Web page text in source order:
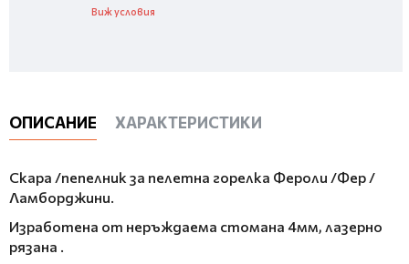
Виж условия
ОПИСАНИЕ ХАРАКТЕРИСТИКИ
Скара /пепелник за пелетна горелка Фероли /Фер /
Ламборджини.
Изработена от неръждаема стомана 4мм, лазерно
рязана .